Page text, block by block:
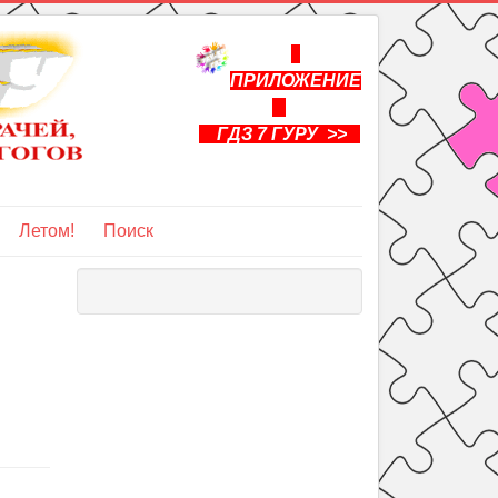
ПРИЛОЖЕНИЕ
ГДЗ 7 ГУРУ >>
Летом! Поиск